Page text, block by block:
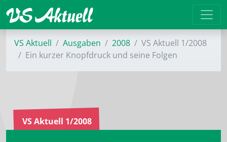
VS Aktuell Ausgaben 2008
VS Aktuell 1/2008
Ein kurzer Knopfdruck und seine Folgen
VS Aktuell 1/2008